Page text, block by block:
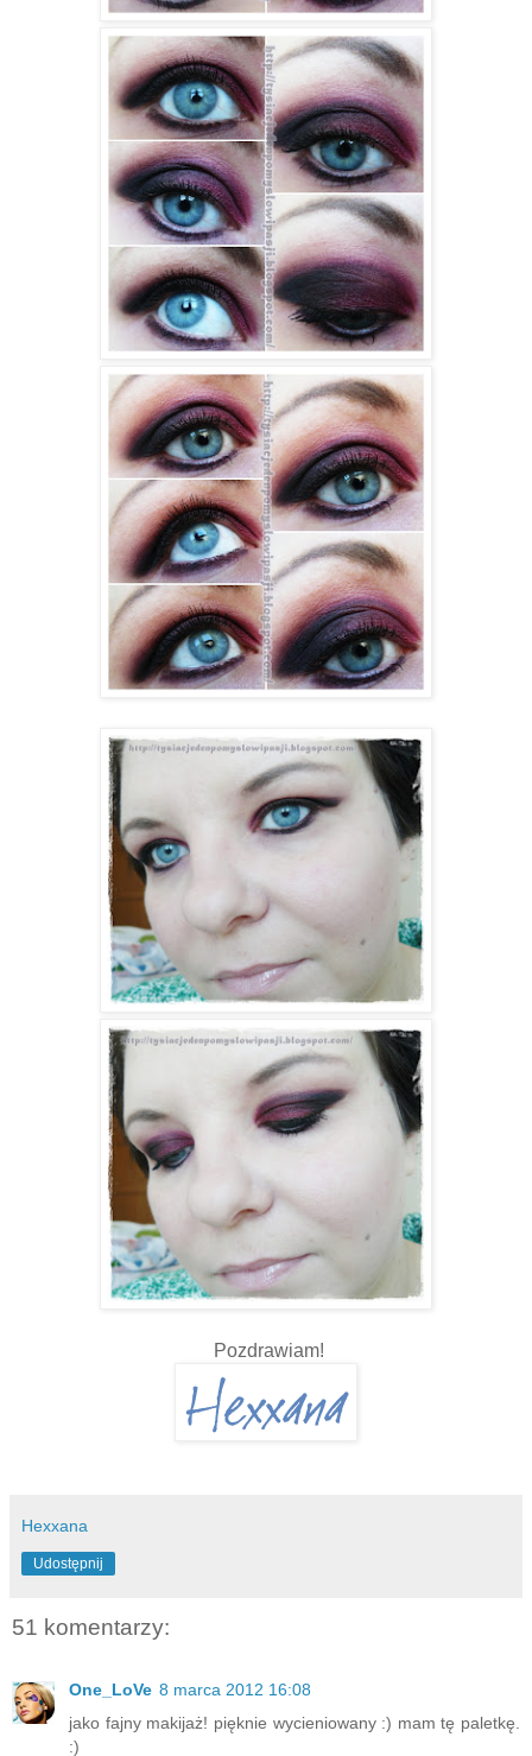
Pozdrawiam!
Hexxana
Udostępnij
51 komentarzy:
One_LoVe 8 marca 2012 16:08
jako fajny makijaż! pięknie wycieniowany :) mam tę paletkę.
:)